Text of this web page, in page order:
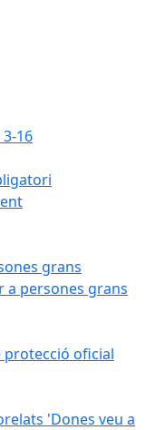
16
grans
a persones grans
protecció oficial
'Dones veu a